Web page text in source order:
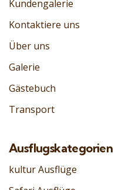
Kundengalerie
Kontaktiere uns
Über uns
Galerie
Gästebuch
Transport
Ausflugskategorien
kultur Ausflüge